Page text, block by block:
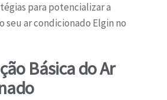
para potencializar a
seu ar condicionado Elgin no
Básica do Ar